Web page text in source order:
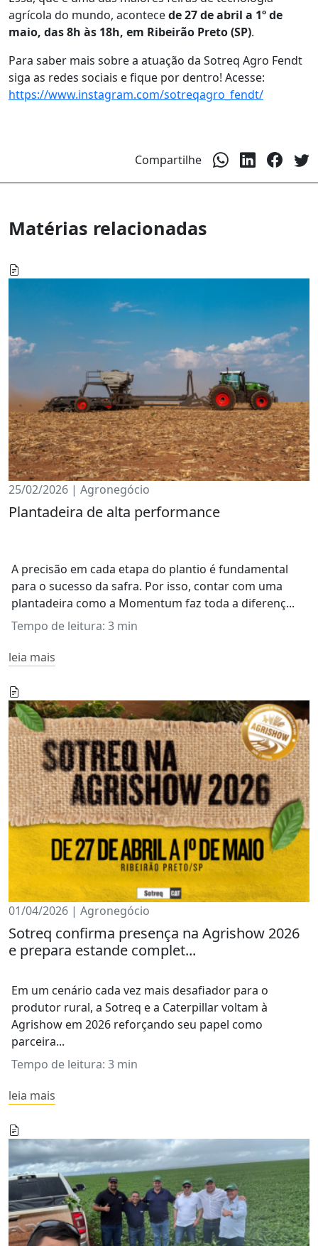
agrícola do mundo, acontecede 27 de abril a 1º de
maio, das 8h às 18h, em Ribeirão Preto (SP).
Para saber mais sobre a atuação da Sotreq Agro Fendt
siga as redes sociais e fique por dentro! Acesse:
https://www.instagram.com/sotreqagro_fendt/
Compartilhe
Matérias relacionadas
25/02/2026 | Agronegócio
Plantadeira de alta performance
A precisão em cada etapa do plantio é fundamental
para o sucesso da safra. Por isso, contar com uma
plantadeira como a Momentum faz toda a diferenç...
Tempo de leitura: 3 min
leia mais
01/04/2026 | Agronegócio
Sotreq confirma presença na Agrishow 2026
e prepara estande complet...
Em um cenário cada vez mais desafiador para o
produtor rural, a Sotreq e a Caterpillar voltam à
Agrishow em 2026 reforçando seu papel como
parceira...
Tempo de leitura: 3 min
leia mais